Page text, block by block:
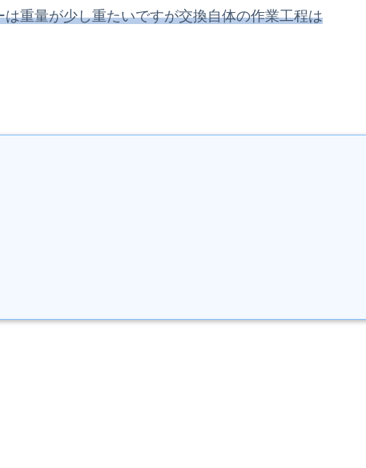
重量が少し重たいですが交換自体の作業工程は